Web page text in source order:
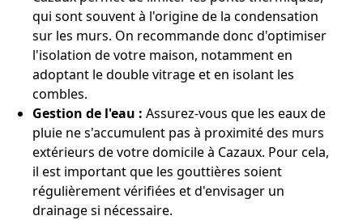
qui sont souvent à l'origine de la condensation
sur les murs. On recommande donc d'optimiser
l'isolation de votre maison, notamment en
adoptant le double vitrage et en isolant les
combles.
Gestion de l'eau : Assurez-vous que les eaux de
pluie ne s'accumulent pas à proximité des murs
extérieurs de votre domicile à Cazaux. Pour cela,
il est important que les gouttières soient
régulièrement vérifiées et d'envisager un
drainage si nécessaire.